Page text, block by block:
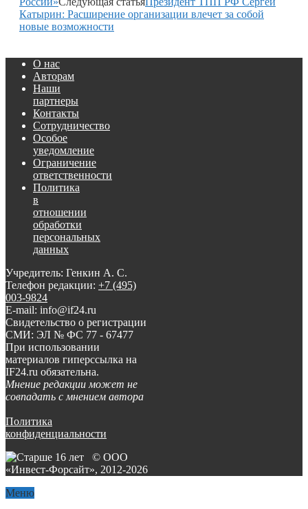
Катырин: Расширение организации влечет за собой
новые возможности
О нас
Авторам
Наши
партнеры
Контакты
Сотрудничество
Особое
уведомление
Ограничение
ответственности
Политика
в
отношении
обработки
персональных
данных
Учредитель: Генкин А. С.
Телефон редакции: +7 (495)
003-9824
E-mail: info@if24.ru
Свидетельство о регистрации
СМИ: ЭЛ № ФС 77 - 67477
При использовании
материалов гиперссылка на
IF24.ru обязательна.
Мнение редакции может не
совпадать с мнением автора
Политика
конфиденциальности
© ООО
«Инвест-Форсайт», 2012-2026
Меню